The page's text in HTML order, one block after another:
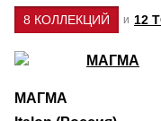
8 КОЛЛЕКЦИЙ и 12
МАГМА